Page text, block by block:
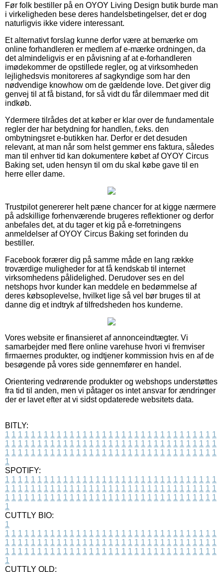
Før folk bestiller på en OYOY Living Design butik burde man
i virkeligheden bese deres handelsbetingelser, det er dog
naturligvis ikke videre interessant.
Et alternativt forslag kunne derfor være at bemærke om
online forhandleren er medlem af e-mærke ordningen, da
det almindeligvis er en påvisning af at e-forhandleren
imødekommer de opstillede regler, og at virksomheden
lejlighedsvis monitoreres af sagkyndige som har den
nødvendige knowhow om de gældende love. Det giver dig
genvej til at få bistand, for så vidt du får dilemmaer med dit
indkøb.
Ydermere tilrådes det at køber er klar over de fundamentale
regler der har betydning for handlen, f.eks. den
ombytningsret e-butikken har. Derfor er det desuden
relevant, at man når som helst gemmer ens faktura, således
man til enhver tid kan dokumentere købet af OYOY Circus
Baking set, uden hensyn til om du skal købe gave til en
herre eller dame.
Trustpilot genererer helt pæne chancer for at kigge nærmere
på adskillige forhenværende brugeres reflektioner og derfor
anbefales det, at du tager et kig på e-forretningens
anmeldelser af OYOY Circus Baking set forinden du
bestiller.
Facebook forærer dig på samme måde en lang række
troværdige muligheder for at få kendskab til internet
virksomhedens pålidelighed. Derudover ses en del
netshops hvor kunder kan meddele en bedømmelse af
deres købsoplevelse, hvilket lige så vel bør bruges til at
danne dig et indtryk af tilfredsheden hos kunderne.
Vores website er finansieret af annonceindtægter. Vi
samarbejder med flere online varehuse hvori vi fremviser
firmaernes produkter, og indtjener kommission hvis en af de
besøgende på vores side gennemfører en handel.
Orientering vedrørende produkter og webshops understøttes
fra tid til anden, men vi påtager os intet ansvar for ændringer
der er lavet efter at vi sidst opdaterede websitets data.
BITLY:
1 1 1 1 1 1 1 1 1 1 1 1 1 1 1 1 1 1 1 1 1 1 1 1 1 1 1 1 1 1 1 1 1
1 1 1 1 1 1 1 1 1 1 1 1 1 1 1 1 1 1 1 1 1 1 1 1 1 1 1 1 1 1 1 1 1
1 1 1 1 1 1 1 1 1 1 1 1 1 1 1 1 1 1 1 1 1 1 1 1 1 1 1 1 1 1 1 1 1
1
SPOTIFY:
1 1 1 1 1 1 1 1 1 1 1 1 1 1 1 1 1 1 1 1 1 1 1 1 1 1 1 1 1 1 1 1 1
1 1 1 1 1 1 1 1 1 1 1 1 1 1 1 1 1 1 1 1 1 1 1 1 1 1 1 1 1 1 1 1 1
1 1 1 1 1 1 1 1 1 1 1 1 1 1 1 1 1 1 1 1 1 1 1 1 1 1 1 1 1 1 1 1 1
1
CUTTLY BIO:
1
1 1 1 1 1 1 1 1 1 1 1 1 1 1 1 1 1 1 1 1 1 1 1 1 1 1 1 1 1 1 1 1 1
1 1 1 1 1 1 1 1 1 1 1 1 1 1 1 1 1 1 1 1 1 1 1 1 1 1 1 1 1 1 1 1 1
1 1 1 1 1 1 1 1 1 1 1 1 1 1 1 1 1 1 1 1 1 1 1 1 1 1 1 1 1 1 1 1 1
1
CUTTLY OLD: